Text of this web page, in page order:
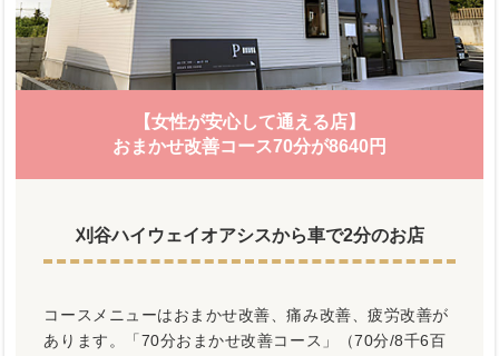
【女性が安心して通える店】
おまかせ改善コース70分が8640円
刈谷ハイウェイオアシスから車で2分のお店
コースメニューはおまかせ改善、痛み改善、疲労改善が
あります。「70分おまかせ改善コース」（70分/8千6百